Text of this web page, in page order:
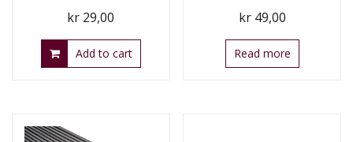
kr 29,00
Add to cart
kr49,00
Read more